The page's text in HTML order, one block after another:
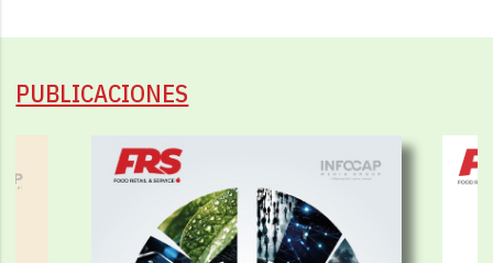
PUBLICACIONES